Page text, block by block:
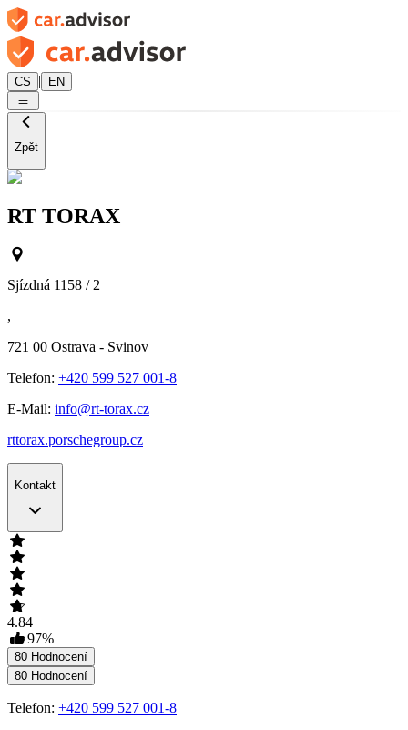
CS | EN
Zpět
RT TORAX
Sjízdná 1158 / 2
,
721 00 Ostrava - Svinov
Telefon: +420 599 527 001-8
E-Mail: info@rt-torax.cz
rttorax.porschegroup.cz
Kontakt
4.84
97%
80 Hodnocení
80 Hodnocení
Telefon: +420 599 527 001-8